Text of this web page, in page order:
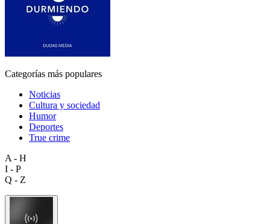
Categorías más populares
Noticias
Cultura y sociedad
Humor
Deportes
True crime
A - H
I - P
Q - Z